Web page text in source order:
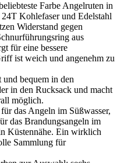
Farbe Angelruten in
Kohlefaser und Edelstahl
Widerstand gegen
aus
für eine bessere
ist weich und angenehm zu
bequem in den
in den Rucksack und macht
möglich.
das Angeln im Süßwasser,
das Brandungsangeln im
Küstennähe. Ein wirklich
Sammlung für